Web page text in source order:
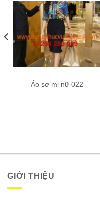
Áo sơ mi nữ 022
GIỚI THIỆU